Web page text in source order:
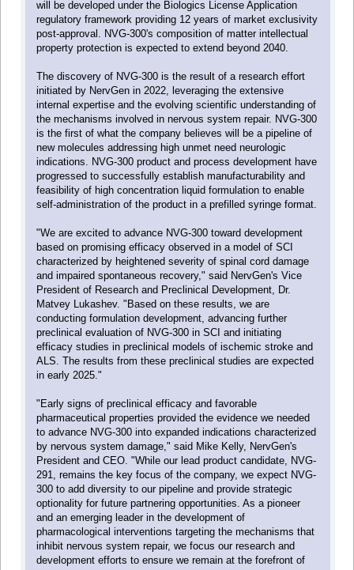
will be developed under the Biologics License Application
regulatory framework providing 12 years of market exclusivity
post-approval. NVG-300's composition of matter intellectual
property protection is expected to extend beyond 2040.
The discovery of NVG-300 is the result of a research effort
initiated by NervGen in 2022, leveraging the extensive
internal expertise and the evolving scientific understanding of
the mechanisms involved in nervous system repair. NVG-300
is the first of what the company believes will be a pipeline of
new molecules addressing high unmet need neurologic
indications. NVG-300 product and process development have
progressed to successfully establish manufacturability and
feasibility of high concentration liquid formulation to enable
self-administration of the product in a prefilled syringe format.
"We are excited to advance NVG-300 toward development
based on promising efficacy observed in a model of SCI
characterized by heightened severity of spinal cord damage
and impaired spontaneous recovery," said NervGen's Vice
President of Research and Preclinical Development, Dr.
Matvey Lukashev. "Based on these results, we are
conducting formulation development, advancing further
preclinical evaluation of NVG-300 in SCI and initiating
efficacy studies in preclinical models of ischemic stroke and
ALS. The results from these preclinical studies are expected
in early 2025."
"Early signs of preclinical efficacy and favorable
pharmaceutical properties provided the evidence we needed
to advance NVG-300 into expanded indications characterized
by nervous system damage," said Mike Kelly, NervGen's
President and CEO. "While our lead product candidate, NVG-
291, remains the key focus of the company, we expect NVG-
300 to add diversity to our pipeline and provide strategic
optionality for future partnering opportunities. As a pioneer
and an emerging leader in the development of
pharmacological interventions targeting the mechanisms that
inhibit nervous system repair, we focus our research and
development efforts to ensure we remain at the forefront of